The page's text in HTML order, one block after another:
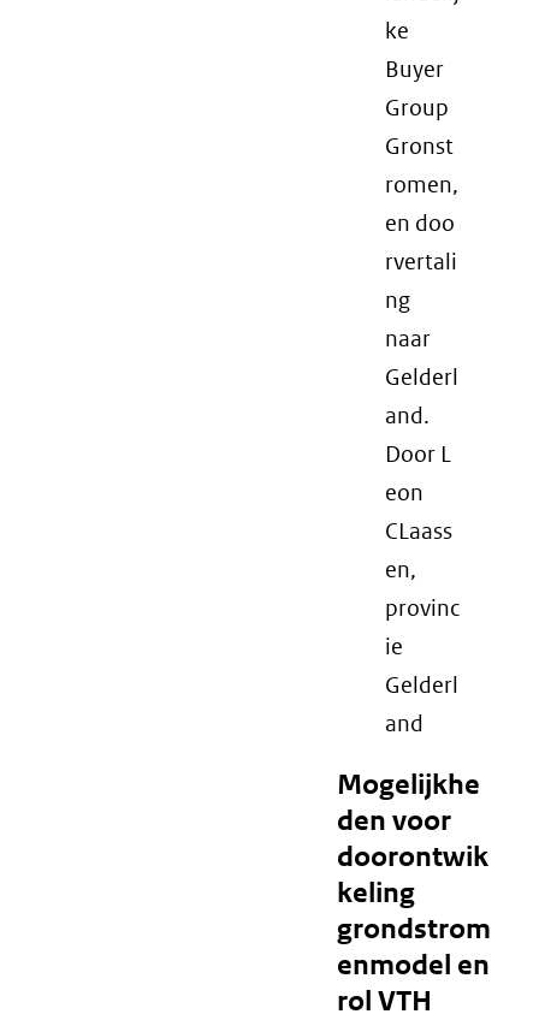
ke
Buyer
Group
Gronst
romen,
en doo
rvertali
ng
naar
Gelderl
and.
Door L
eon
CLaass
en,
provinc
ie
Gelderl
and
Mogelijkhe
den voor
doorontwik
keling
grondstrom
enmodel en
rol VTH